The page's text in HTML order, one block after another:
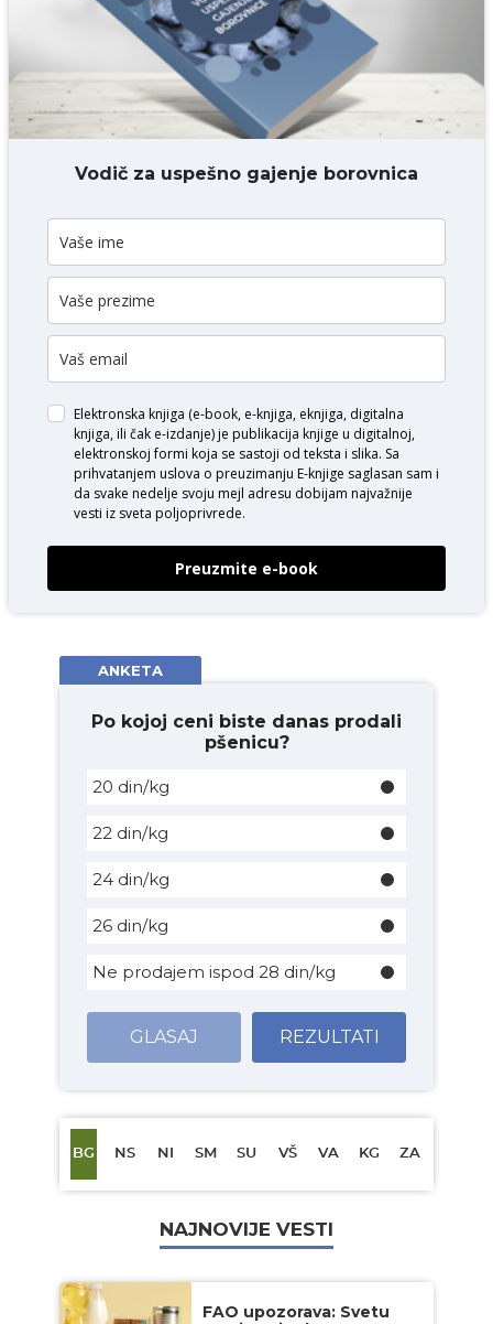
DODAJ KOMENTAR
Vodič za uspešno gajenje borovnica
Elektronska knjiga (e-book, e-knjiga, eknjiga, digitalna
knjiga, ili čak e-izdanje) je publikacija knjige u digitalnoj,
elektronskoj formi koja se sastoji od teksta i slika. Sa
prihvatanjem uslova o preuzimanju E-knjige saglasan sam i
da svake nedelje svoju mejl adresu dobijam najvažnije
vesti iz sveta poljoprivrede.
Preuzmite e-book
ANKETA
Po kojoj ceni biste danas prodali
pšenicu?
20 din/kg
22 din/kg
24 din/kg
26 din/kg
Ne prodajem ispod 28 din/kg
GLASAJ REZULTATI
BG NS NI SM SU VŠ VA KG ZA
NAJNOVIJE VESTI
FAO upozorava: Svetu